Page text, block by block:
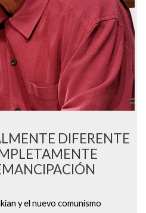
DIFERENTE
y el nuevo comunismo